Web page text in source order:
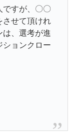
ですが、〇〇
させて頂けれ
は、選考が進
ションクロー